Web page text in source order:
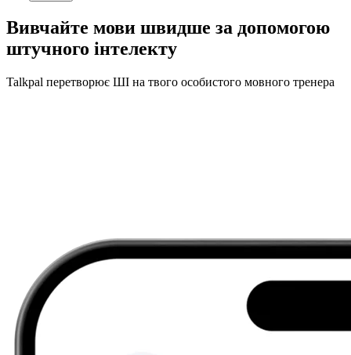
Вивчайте мови швидше за допомогою
штучного інтелекту
Talkpal перетворює ШІ на твого особистого мовного тренера